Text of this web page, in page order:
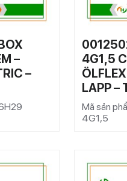
–
–
4G1,5
LAPP –
Mã sản
4G1,5